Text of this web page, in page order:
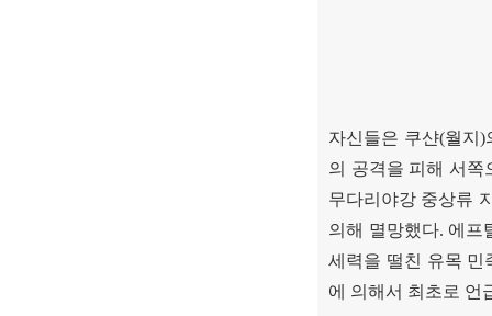
자신들은 쿠샨(월지)
의 공격을 피해 서쪽
무다리야강 중상류
의해 멸망했다. 에프
세력을 떨친 유목 민
에 의해서 최초로 언